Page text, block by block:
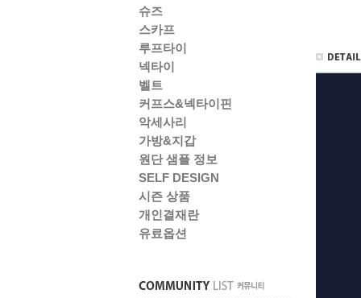
슈즈
스카프
루프타이
넥타이
벨트
커프스&넥타이핀
악세사리
가방&지갑
원단 샘플 정보
SELF DESIGN
시즌 상품
개인결재란
유료옵션